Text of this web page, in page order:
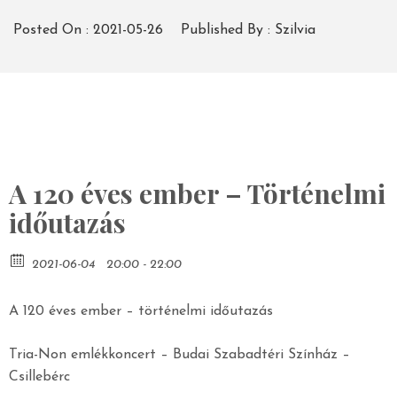
Posted On : 2021-05-26 Published By : Szilvia
A 120 éves ember – Történelmi
időutazás
2021-06-04 20:00 - 22:00
A 120 éves ember – történelmi időutazás
Tria-Non emlékkoncert – Budai Szabadtéri Színház –
Csillebérc